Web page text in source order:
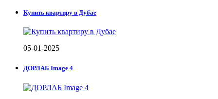
Купить квартиру в Дубае
05-01-2025
ДОРЛАБ Image 4